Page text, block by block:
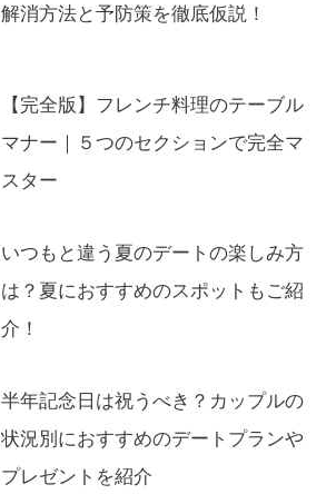
解消方法と予防策を徹底仮説！
【完全版】フレンチ料理のテーブル
マナー｜５つのセクションで完全マ
スター
いつもと違う夏のデートの楽しみ方
は？夏におすすめのスポットもご紹
介！
半年記念日は祝うべき？カップルの
状況別におすすめのデートプランや
プレゼントを紹介